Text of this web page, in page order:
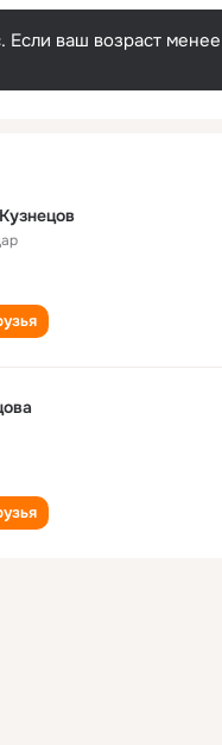
ваш возраст